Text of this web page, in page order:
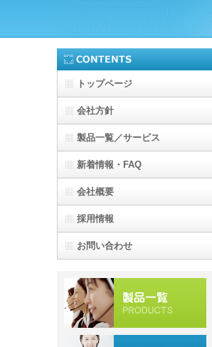
トップページ
会社方針
製品一覧／サービス
新着情報・FAQ
会社概要
採用情報
お問い合わせ